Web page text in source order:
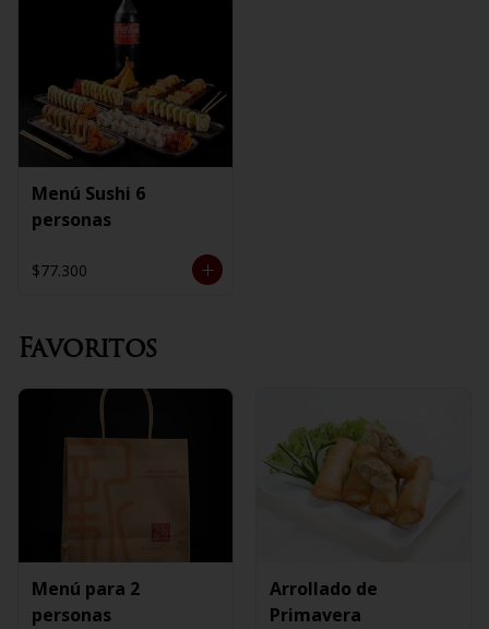
Menú Sushi 6
personas
$77.300
Favoritos
Menú para 2
personas
Arrollado de
Primavera